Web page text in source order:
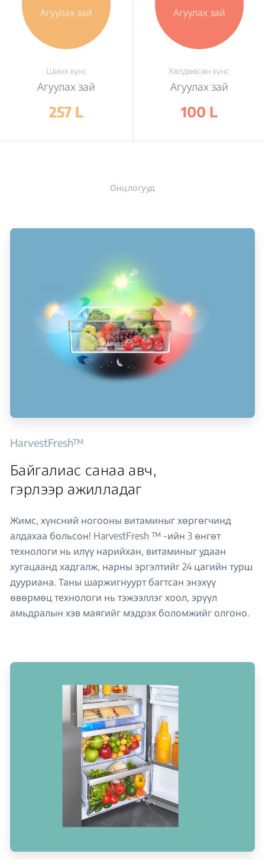
Агуулах зай
Шинэ хүнс
Агуулах зай
257 L
Агуулах зай
Хөлдөөсөн хүнс
Агуулах зай
100 L
Онцлогууд
HarvestFresh™
Байгалиас санаа авч,
гэрлээр ажилладаг
Жимс, хүнсний ногооны витаминыг хөргөгчинд
алдахаа больсон! HarvestFresh ™ -ийн 3 өнгөт
технологи нь илүү нарийхан, витаминыг удаан
хугацаанд хадгалж, нарны эргэлтийг 24 цагийн турш
дууриана. Таны шаржигнуурт багтсан энэхүү
өвөрмөц технологи нь тэжээллэг хоол, эрүүл
амьдралын хэв маягийг мэдрэх боломжийг олгоно.